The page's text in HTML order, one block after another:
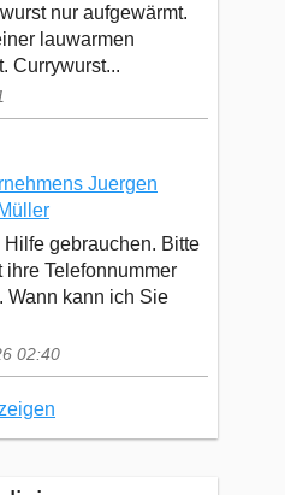
nur aufgewärmt.
lauwarmen
Currywurst...
Juergen
gebrauchen. Bitte
ihre Telefonnummer
Wann kann ich Sie
02:40